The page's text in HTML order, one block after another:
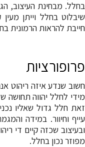
בחלל. מבחינת העיצוב,
שיבלוט בחלל וייתן
חייבת להראות הרמונית
פרופורציות
חשוב שנדע איזה ריהוט
מידי לחלל יהווה תחושה
זאת חלל גדול שאליו
עייף וחיוור. במידה
ובעיצוב שכזה קיים די
מפוזר נכון בחלל.